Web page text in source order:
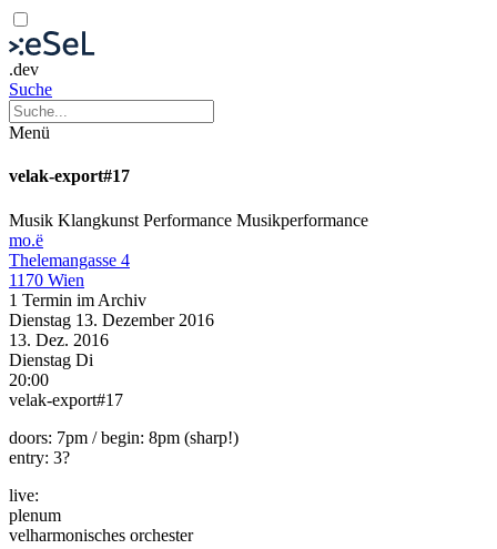
.dev
Suche
Menü
velak-export#17
Musik Klangkunst Performance Musikperformance
mo.ë
Thelemangasse 4
1170 Wien
1 Termin im Archiv
Dienstag 13. Dezember 2016
13. Dez. 2016
Dienstag Di
20:00
velak-export#17
doors: 7pm / begin: 8pm (sharp!)
entry: 3?
live:
plenum
velharmonisches orchester